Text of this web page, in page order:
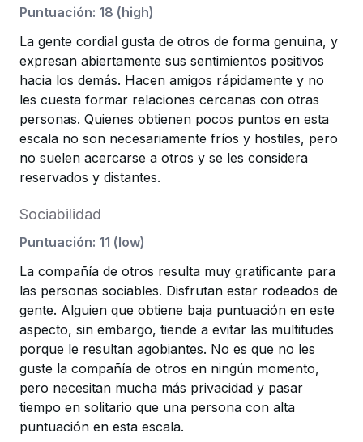
Puntuación: 18 (high)
La gente cordial gusta de otros de forma genuina, y
expresan abiertamente sus sentimientos positivos
hacia los demás. Hacen amigos rápidamente y no
les cuesta formar relaciones cercanas con otras
personas. Quienes obtienen pocos puntos en esta
escala no son necesariamente fríos y hostiles, pero
no suelen acercarse a otros y se les considera
reservados y distantes.
Sociabilidad
Puntuación: 11 (low)
La compañía de otros resulta muy gratificante para
las personas sociables. Disfrutan estar rodeados de
gente. Alguien que obtiene baja puntuación en este
aspecto, sin embargo, tiende a evitar las multitudes
porque le resultan agobiantes. No es que no les
guste la compañía de otros en ningún momento,
pero necesitan mucha más privacidad y pasar
tiempo en solitario que una persona con alta
puntuación en esta escala.